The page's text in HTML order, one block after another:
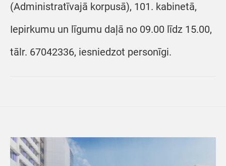
(Administratīvajā korpusā), 101. kabinetā,
Iepirkumu un līgumu daļā no 09.00 līdz 15.00,
tālr. 67042336, iesniedzot personīgi.